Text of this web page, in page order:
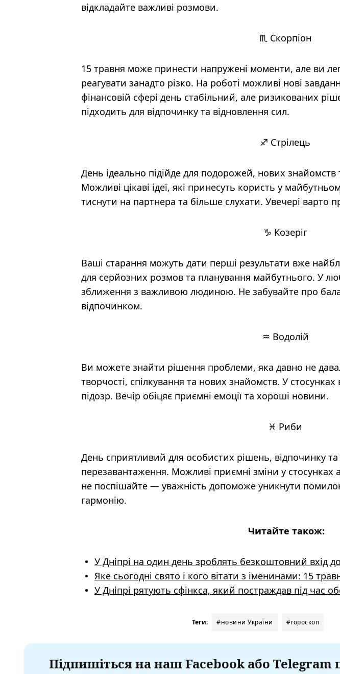
відкладайте важливі розмови.
♏ Скорпіон
15 травня може принести напружені моменти, але ви
реагувати занадто різко. На роботі можливі нові
фінансовій сфері день стабільний, але ризикованих
підходить для відпочинку та відновлення сил.
♐ Стрілець
День ідеально підійде для подорожей, нових знайомств
Можливі цікаві ідеї, які принесуть користь у
тиснути на партнера та більше слухати. Увечері варто
♑ Козеріг
Ваші старання можуть дати перші результати вже
для серйозних розмов та планування майбутнього. У
зближення з важливою людиною. Не забувайте про
відпочинком.
♒ Водолій
Ви можете знайти рішення проблеми, яка давно не
творчості, спілкування та нових знайомств. У
підозр. Вечір обіцяє приємні емоції та хороші новини.
♓ Риби
День сприятливий для особистих рішень, відпочинку
перезавантаження. Можливі приємні зміни у стосунках
не поспішайте — уважність допоможе уникнути
гармонію.
Читайте також:
У Дніпрі на один день зроблять безкоштовний вхід до
Яке сьогодні свято і кого вітати з іменинами: 15
У Дніпрі рятують сфінкса, який постраждав під час
Теги: #новини України #гороскоп
Підпишіться на наш Facebook або